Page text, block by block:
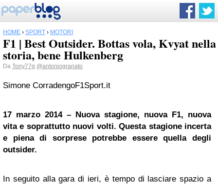
HOME › SPORT › MOTORI
F1 | Best Outsider. Bottas vola, Kvyat nella
storia, bene Hulkenberg
Da Tony77g @antoniogranato
Simone CorradengoF1Sport.it
17 marzo 2014 – Nuova stagione, nuova F1, nuova
vita e soprattutto nuovi volti. Questa stagione incerta
e piena di sorprese potrebbe essere quella degli
outsider.
In seguito alla gara di ieri, è tempo di lasciare spazio a